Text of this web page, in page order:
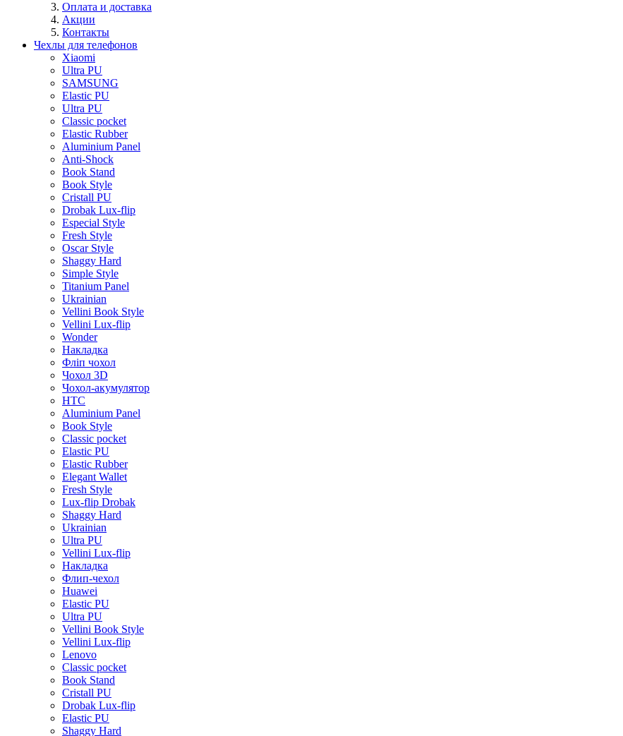
Оплата и доставка
Акции
Контакты
Чехлы для телефонов
Xiaomi
Ultra PU
SAMSUNG
Elastic PU
Ultra PU
Classic pocket
Elastic Rubber
Aluminium Panel
Anti-Shock
Book Stand
Book Style
Cristall PU
Drobak Lux-flip
Especial Style
Fresh Style
Oscar Style
Shaggy Hard
Simple Style
Titanium Panel
Ukrainian
Vellini Book Style
Vellini Lux-flip
Wonder
Накладка
Фліп чохол
Чохол 3D
Чохол-акумулятор
HTC
Aluminium Panel
Book Style
Classic pocket
Elastic PU
Elastic Rubber
Elegant Wallet
Fresh Style
Lux-flip Drobak
Shaggy Hard
Ukrainian
Ultra PU
Vellini Lux-flip
Накладка
Флип-чехол
Huawei
Elastic PU
Ultra PU
Vellini Book Style
Vellini Lux-flip
Lenovo
Classic pocket
Book Stand
Cristall PU
Drobak Lux-flip
Elastic PU
Shaggy Hard